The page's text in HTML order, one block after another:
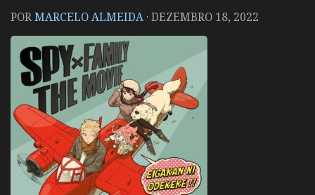
PORMARCELO ALMEIDA ·DEZEMBRO 18, 2022